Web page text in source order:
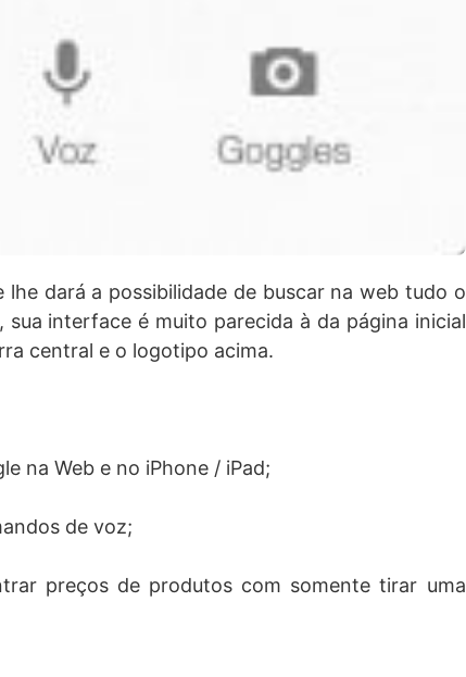
lhe dará a possibilidade de buscar na web tudo o
interface é muito parecida à da página inicial
central e o logotipo acima.
na Web e no iPhone / iPad;
de voz;
preços de produtos com somente tirar uma